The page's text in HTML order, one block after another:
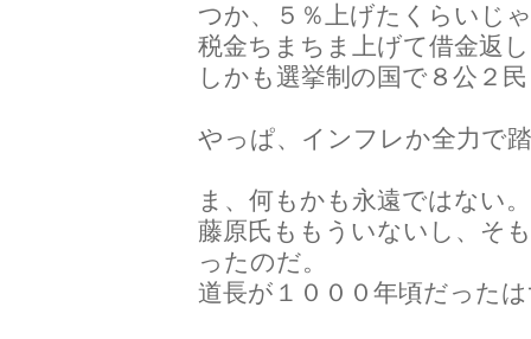
つか、５％上げたくらいじ
税金ちまちま上げて借金返
しかも選挙制の国で８公２
やっぱ、インフレか全力で
ま、何もかも永遠ではない。
藤原氏ももういないし、そ
ったのだ。
道長が１０００年頃だった